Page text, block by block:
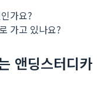
가요?
가고 있나요?
앤딩스터디카